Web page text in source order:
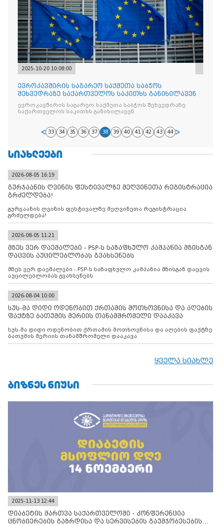
2025-10-20 10:08:00
ევროკავშირის საგარეო საქმეთა საბჭოს
შეხვედრაზე საქართველოს საკითხს განიხილავენ
ევროკავშირის საგარეო საქმეთა საბჭოს შეხვედრაზე
საქართველოს საკითხს განიხილავენ
33 34 35 36 37 38 39 40 41 42 43 44
ᲡᲘᲐᲮᲚᲔᲔᲑᲘ
2026-08-05 16:19
გურჯაანის ღვინის ფესტივალზე მეღვინეთა რეგისტრაცია
გრძელდება!
გურჯაანის ღვინის ფესტივალზე მეღვინეთა რეგისტრაცია
გრძელდება!
2026-08-05 11:21
მზეს ვერ დაემალები - PSP-ს საზაფხულო კამპანია მზისგან
დაცვის აუცილებლობას გვახსენებს
მზეს ვერ დაემალები - PSP-ს საზაფხულო კამპანია მზისგან დაცვის
აუცილებლობას გვახსენებს
2026-08-04 10:00
სუს-მა დიდი ოდენობით ქრთამის მოთხოვნისა და აღების
ფაქტზე ბათუმის მერიის თანამშრომელი დააკავა
სუს-მა დიდი ოდენობით ქრთამის მოთხოვნისა და აღების ფაქტზე
ბათუმის მერიის თანამშრომელი დააკავა
ყველა სიახლე
ᲑᲘᲖᲜᲔᲡ ᲜᲘᲣᲡᲘ
2025-11-13 12:44
დიაბეტის მართვა საქართველოში - კონფერენცია
ცნობიერების გაზრდისა და სერვისების გაუმჯობესების